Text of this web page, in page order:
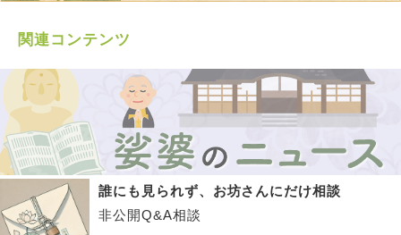
関連コンテンツ
誰にも見られず、お坊さんにだけ相談
非公開Q&A相談